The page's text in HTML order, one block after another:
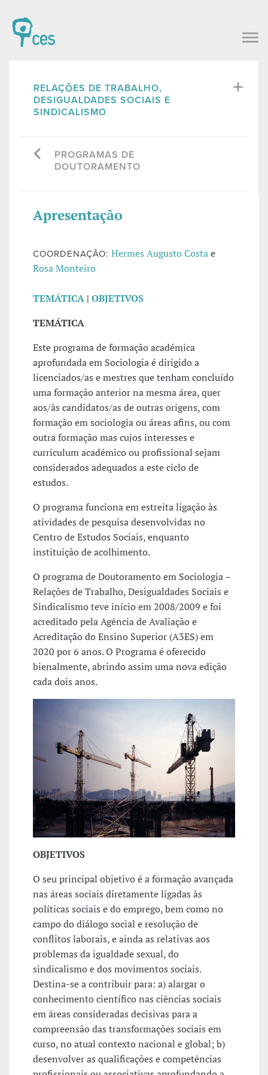
RELAÇÕES DE TRABALHO,
DESIGUALDADES SOCIAIS E
SINDICALISMO
PROGRAMAS DE
DOUTORAMENTO
Apresentação
COORDENAÇÃO: Hermes Augusto Costae
Rosa Monteiro
TEMÁTICA | OBJETIVOS
TEMÁTICA
Este programa de formação académica
aprofundada em Sociologia é dirigido a
licenciados/as e mestres que tenham concluído
uma formação anterior na mesma área, quer
aos/às candidatos/as de outras origens, com
formação em sociologia ou áreas afins, ou com
outra formação mas cujos interesses e
curriculum académico ou profissional sejam
considerados adequados a este ciclo de
estudos.
O programa funciona em estreita ligação às
atividades de pesquisa desenvolvidas no
Centro de Estudos Sociais, enquanto
instituição de acolhimento.
O programa de Doutoramento em Sociologia –
Relações de Trabalho, Desigualdades Sociais e
Sindicalismo teve início em 2008/2009 e foi
acreditado pela Agência de Avaliação e
Acreditação do Ensino Superior (A3ES) em
2020 por 6 anos. O Programa é oferecido
bienalmente, abrindo assim uma nova edição
cada dois anos.
OBJETIVOS
O seu principal objetivo é a formação avançada
nas áreas sociais diretamente ligadas às
políticas sociais e do emprego, bem como no
campo do diálogo social e resolução de
conflitos laborais, e ainda as relativas aos
problemas da igualdade sexual, do
sindicalismo e dos movimentos sociais.
Destina-se a contribuir para: a) alargar o
conhecimento científico nas ciências sociais
em áreas consideradas decisivas para a
compreensão das transformações sociais em
curso, no atual contexto nacional e global; b)
desenvolver as qualificações e competências